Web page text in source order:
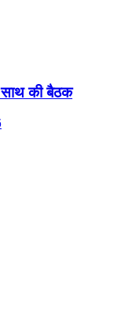
साथ की बैठक